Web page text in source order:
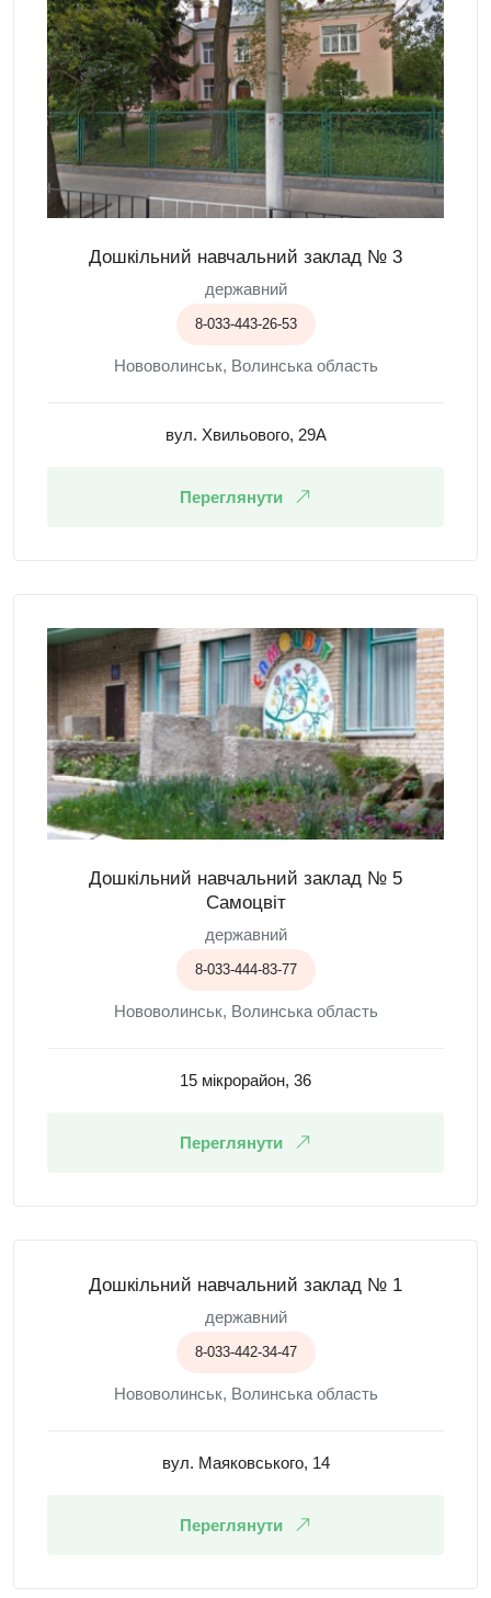
Дошкільний навчальний заклад № 3
державний
8-033-443-26-53
Нововолинськ, Волинська область
вул. Хвильового, 29А
Переглянути
Дошкільний навчальний заклад № 5
Самоцвіт
державний
8-033-444-83-77
Нововолинськ, Волинська область
15 мікрорайон, 36
Переглянути
Дошкільний навчальний заклад № 1
державний
8-033-442-34-47
Нововолинськ, Волинська область
вул. Маяковського, 14
Переглянути